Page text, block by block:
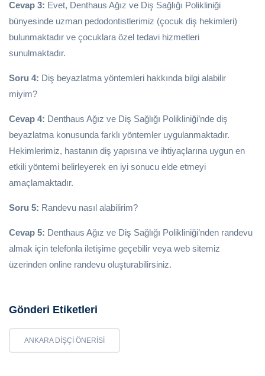
Cevap 3: Evet, Denthaus Ağız ve Diş Sağlığı Polikliniği
bünyesinde uzman pedodontistlerimiz (çocuk diş hekimleri)
bulunmaktadır ve çocuklara özel tedavi hizmetleri
sunulmaktadır.
Soru 4: Diş beyazlatma yöntemleri hakkında bilgi alabilir
miyim?
Cevap 4: Denthaus Ağız ve Diş Sağlığı Polikliniği’nde diş
beyazlatma konusunda farklı yöntemler uygulanmaktadır.
Hekimlerimiz, hastanın diş yapısına ve ihtiyaçlarına uygun en
etkili yöntemi belirleyerek en iyi sonucu elde etmeyi
amaçlamaktadır.
Soru 5: Randevu nasıl alabilirim?
Cevap 5: Denthaus Ağız ve Diş Sağlığı Polikliniği’nden randevu
almak için telefonla iletişime geçebilir veya web sitemiz
üzerinden online randevu oluşturabilirsiniz.
Gönderi Etiketleri
ANKARA DIŞÇI ÖNERISI